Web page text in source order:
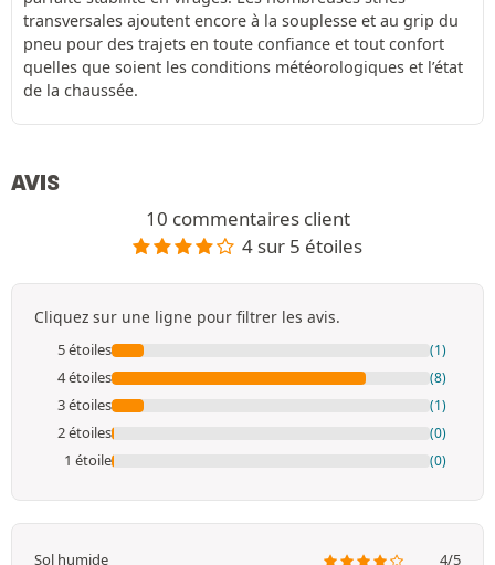
transversales ajoutent encore à la souplesse et au grip du
pneu pour des trajets en toute confiance et tout confort
quelles que soient les conditions météorologiques et l’état
de la chaussée.
AVIS
10 commentaires client
4 sur 5 étoiles
Cliquez sur une ligne pour filtrer les avis.
5 étoiles (1)
4 étoiles (8)
3 étoiles (1)
2 étoiles (0)
1 étoile (0)
Sol humide 4/5